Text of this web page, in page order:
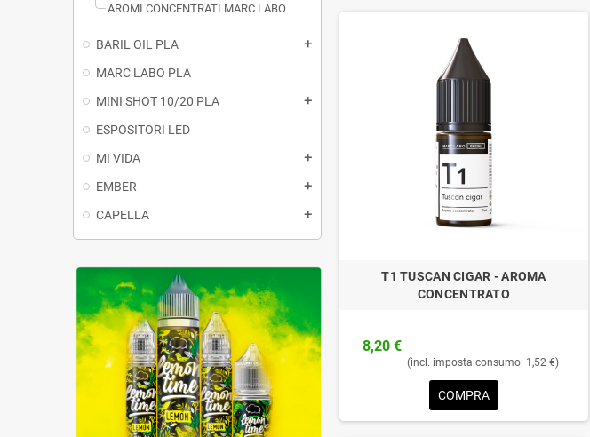
AROMI CONCENTRATI MARC LABO
BARIL OIL PLA add
MARC LABO PLA
MINI SHOT 10/20 PLA
add
ESPOSITORI LED
MI VIDA
add
EMBER add
CAPELLA add
T1 TUSCAN CIGAR - AROMA
CONCENTRATO
8,20 €
(incl. imposta consumo: 1,52 €)
COMPRA